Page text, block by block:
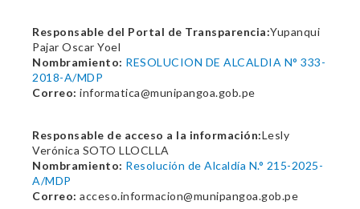
Responsable del Portal de Transparencia:Yupanqui
Pajar Oscar Yoel
Nombramiento: RESOLUCION DE ALCALDIA N° 333-
2018-A/MDP
Correo: informatica@munipangoa.gob.pe
Responsable de acceso a la información:Lesly
Verónica SOTO LLOCLLA
Nombramiento: Resolución de Alcaldía N.° 215-2025-
A/MDP
Correo: acceso.informacion@munipangoa.gob.pe